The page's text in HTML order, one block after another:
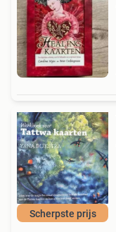
Scherpste prijs